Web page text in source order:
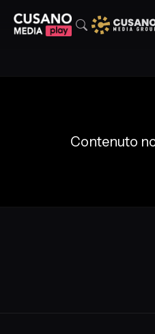
Contenuto